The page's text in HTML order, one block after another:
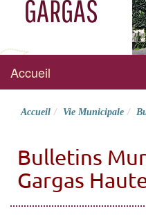
GARGAS
Accueil
Accueil Vie Municipale
Bulletins
Gargas